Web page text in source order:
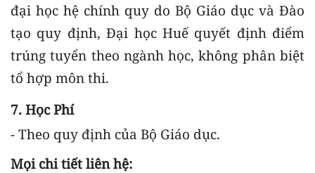
đại học hệ chính quy do Bộ Giáo dục và Đào
tạo quy định, Đại học Huế quyết định điểm
trúng tuyển theo ngành học, không phân biệt
tổ hợp môn thi.
7. Học Phí
- Theo quy định của Bộ Giáo dục.
Mọi chi tiết liên hệ: